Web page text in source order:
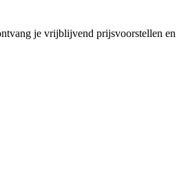
je vrijblijvend prijsvoorstellen